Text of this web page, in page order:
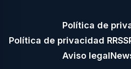
Política de
Política de privacidad RRSS
Aviso legal